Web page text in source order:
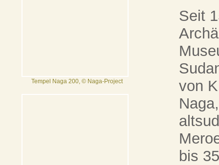
Tempel Naga 200, © Naga-Project
Seit
von
bis